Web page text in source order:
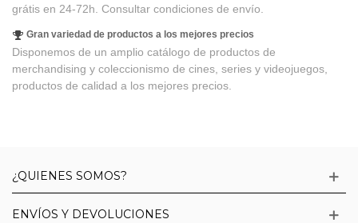
grátis en 24-72h. Consultar condiciones de envío.
Gran variedad de productos a los mejores precios
Disponemos de un amplio catálogo de productos de
merchandising y coleccionismo de cines, series y videojuegos,
productos de calidad a los mejores precios.
¿QUIENES SOMOS?
ENVÍOS Y DEVOLUCIONES